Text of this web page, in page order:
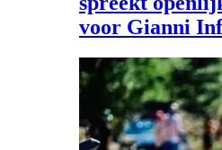
voor Gianni